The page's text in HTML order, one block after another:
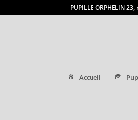
PUPILLE ORPHELIN
Accueil